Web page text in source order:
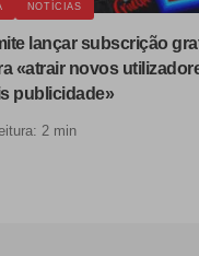
NOTÍCIAS
lançar subscrição
«atrair novos
publicidade»
2 min